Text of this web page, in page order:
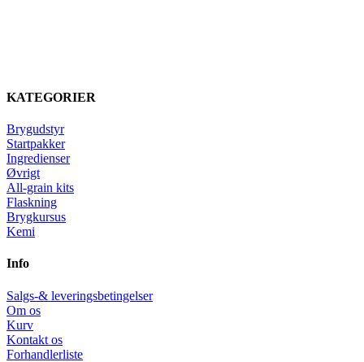
KATEGORIER
Brygudstyr
Startpakker
Ingredienser
Øvrigt
All-grain kits
Flaskning
Brygkursus
Kemi
Info
Salgs-& leveringsbetingelser
Om os
Kurv
Kontakt os
Forhandlerliste